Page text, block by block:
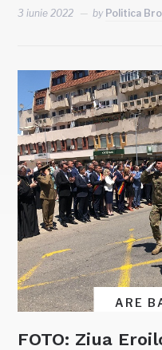
3 iunie 2022 by Politica
ARE
FOTO: Ziua